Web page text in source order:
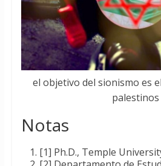
el objetivo del sionismo es
palestinos
Notas
[1] Ph.D., Temple